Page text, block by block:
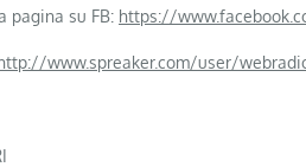
pagina su FB: https://
www.spreaker.com/user/